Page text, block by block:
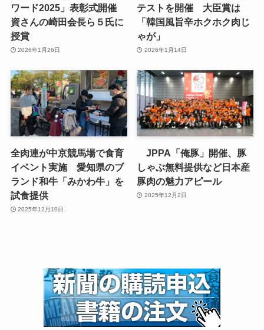
ワード2025」表彰式開催
資さんの崎田会長ら５氏に
授賞
2026年1月26日
テストを開催 大臣賞は
「韓国風旨辛ホクホク肉じ
ゃが」
2026年1月14日
全肉連が中京競馬場で食育
イベント実施 愛知県のブ
ランド和牛「みかわ牛」を
試食提供
2025年12月10日
JPPA「俺豚」開催、豚
しゃぶ無料提供など日本産
豚肉の魅力アピール
2025年12月2日